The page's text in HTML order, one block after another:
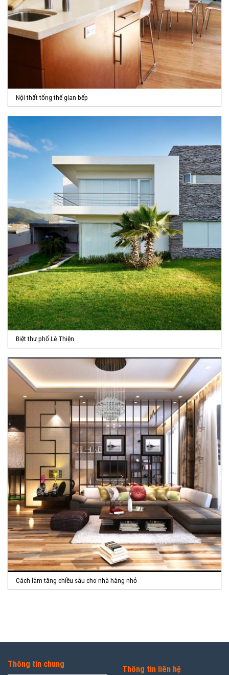
Nội thất tổng thể gian bếp
Biệt thư phố Lê Thiện
Cách làm tăng chiều sâu cho nhà hàng nhỏ
Thông tin chung
Thông tin liên hệ